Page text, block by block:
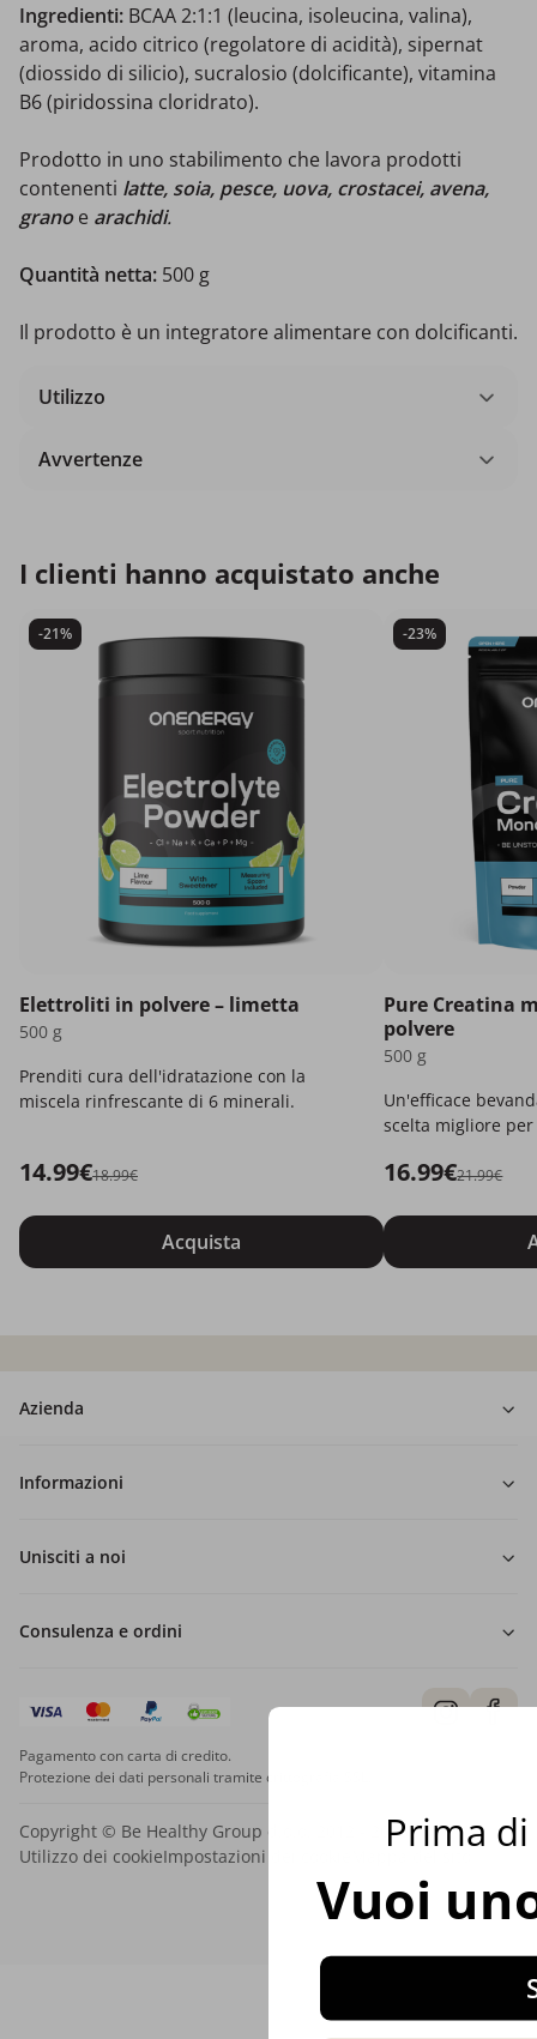
Ingredienti: BCAA 2:1:1 (leucina, isoleucina, valina),
aroma, acido citrico (regolatore di acidità), sipernat
(diossido di silicio), sucralosio (dolcificante), vitamina
B6 (piridossina cloridrato).
Prodotto in uno stabilimento che lavora prodotti
contenenti latte, soia, pesce, uova, crostacei, avena,
grano e arachidi.
Quantità netta: 500 g
Il prodotto è un integratore alimentare con dolcificanti.
Utilizzo
Avvertenze
I clienti hanno acquistato anche
-21%
Elettroliti in polvere – limetta
500 g
Prenditi cura dell'idratazione con la
miscela rinfrescante di 6 minerali.
14.99€18.99€
Acquista
-23%
Pure Creatina
polvere
500 g
Un'efficace
scelta migliore
16.99€21.99€
Azienda
Informazioni
Unisciti a noi
Consulenza e ordini
Pagamento con carta di credito.
Protezione dei dati personali tramite crittografia SSL.
Copyright © Be Healthy Group d.o.o. 2012 - 2026
Utilizzo dei cookieImpostazioni dei cookie
Prima
Vuoi